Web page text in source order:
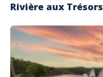
Rivière aux Trésors